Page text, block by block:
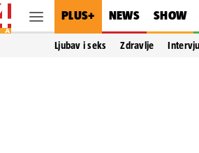
PLUS+ NEWS SHOW
Ljubav i seks Zdravlje